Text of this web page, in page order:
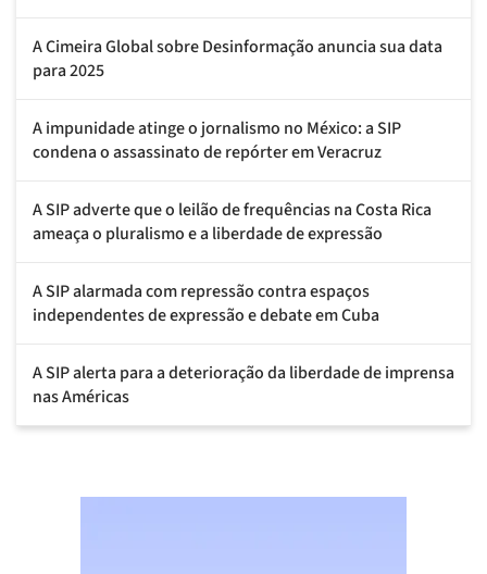
A Cimeira Global sobre Desinformação anuncia sua data
para 2025
A impunidade atinge o jornalismo no México: a SIP
condena o assassinato de repórter em Veracruz
A SIP adverte que o leilão de frequências na Costa Rica
ameaça o pluralismo e a liberdade de expressão
A SIP alarmada com repressão contra espaços
independentes de expressão e debate em Cuba
A SIP alerta para a deterioração da liberdade de imprensa
nas Américas